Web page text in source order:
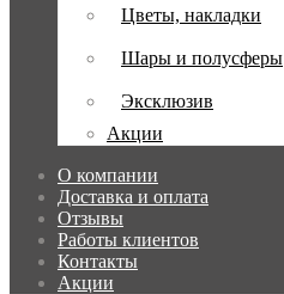
Цветы, накладки
Шары и полусферы
Эксклюзив
Акции
О компании
Доставка и оплата
Отзывы
Работы клиентов
Контакты
Акции